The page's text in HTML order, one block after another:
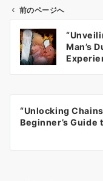
ビ
ン
前のページへ
Man’s
“Unlocking
Beginner’s